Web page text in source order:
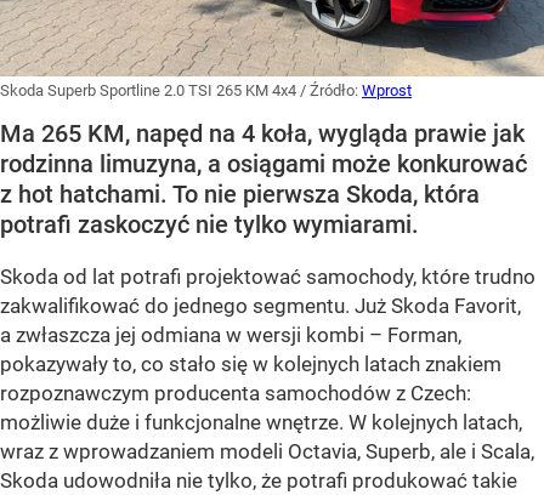
Skoda Superb Sportline 2.0 TSI 265 KM 4x4 / Źródło: Wprost
Ma 265 KM, napęd na 4 koła, wygląda prawie jak
rodzinna limuzyna, a osiągami może konkurować
z hot hatchami. To nie pierwsza Skoda, która
potrafi zaskoczyć nie tylko wymiarami.
Skoda od lat potrafi projektować samochody, które trudno
zakwalifikować do jednego segmentu. Już Skoda Favorit,
a zwłaszcza jej odmiana w wersji kombi – Forman,
pokazywały to, co stało się w kolejnych latach znakiem
rozpoznawczym producenta samochodów z Czech:
możliwie duże i funkcjonalne wnętrze. W kolejnych latach,
wraz z wprowadzaniem modeli Octavia, Superb, ale i Scala,
Skoda udowodniła nie tylko, że potrafi produkować takie